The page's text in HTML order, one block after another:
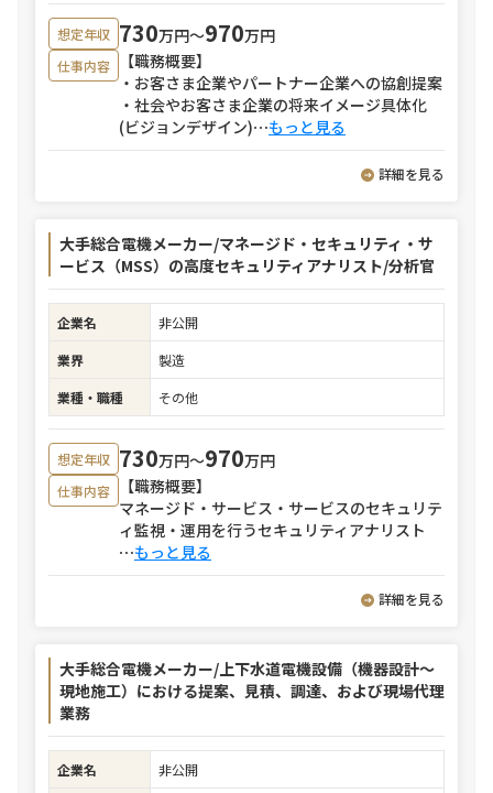
想定年収 730万円〜970万円
仕事内容
【職務概要】
・お客さま企業やパートナー企業への協創提案
・社会やお客さま企業の将来イメージ具体化
(ビジョンデザイン)⋯もっと見る
詳細を見る
大手総合電機メーカー/マネージド・セキュリティ・サ
ービス（MSS）の高度セキュリティアナリスト/分析官
企業名
非公開
業界
製造
業種・職種
その他
想定年収 730万円〜970万円
仕事内容
【職務概要】
マネージド・サービス・サービスのセキュリテ
ィ監視・運用を行うセキュリティアナリスト
⋯もっと見る
詳細を見る
大手総合電機メーカー/上下水道電機設備（機器設計～
現地施工）における提案、見積、調達、および現場代理
業務
企業名
非公開